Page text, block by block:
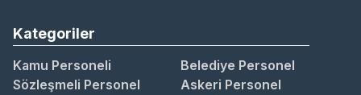
Kategoriler
Kamu Personeli
Belediye Personel
Sözleşmeli Personel
Askeri Personel